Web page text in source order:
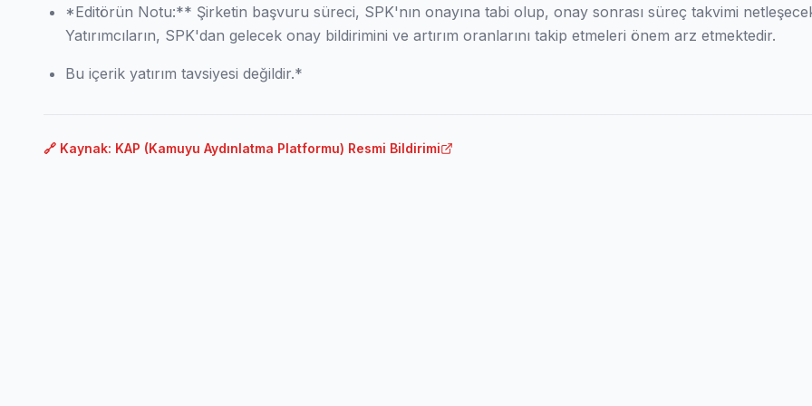
*Editörün Notu:** Şirketin başvuru süreci, SPK'nın onayına tabi olup, onay sonrası süreç takvimi
Yatırımcıların, SPK'dan gelecek onay bildirimini ve artırım oranlarını takip etmeleri önem arz etmektedir.
Bu içerik yatırım tavsiyesi değildir.*
🔗 Kaynak: KAP (Kamuyu Aydınlatma Platformu) Resmi Bildirimi